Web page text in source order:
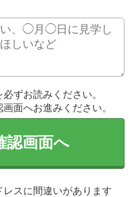
必ずお読みください。
面へお進みください。
認画面へ
スに間違いがあります